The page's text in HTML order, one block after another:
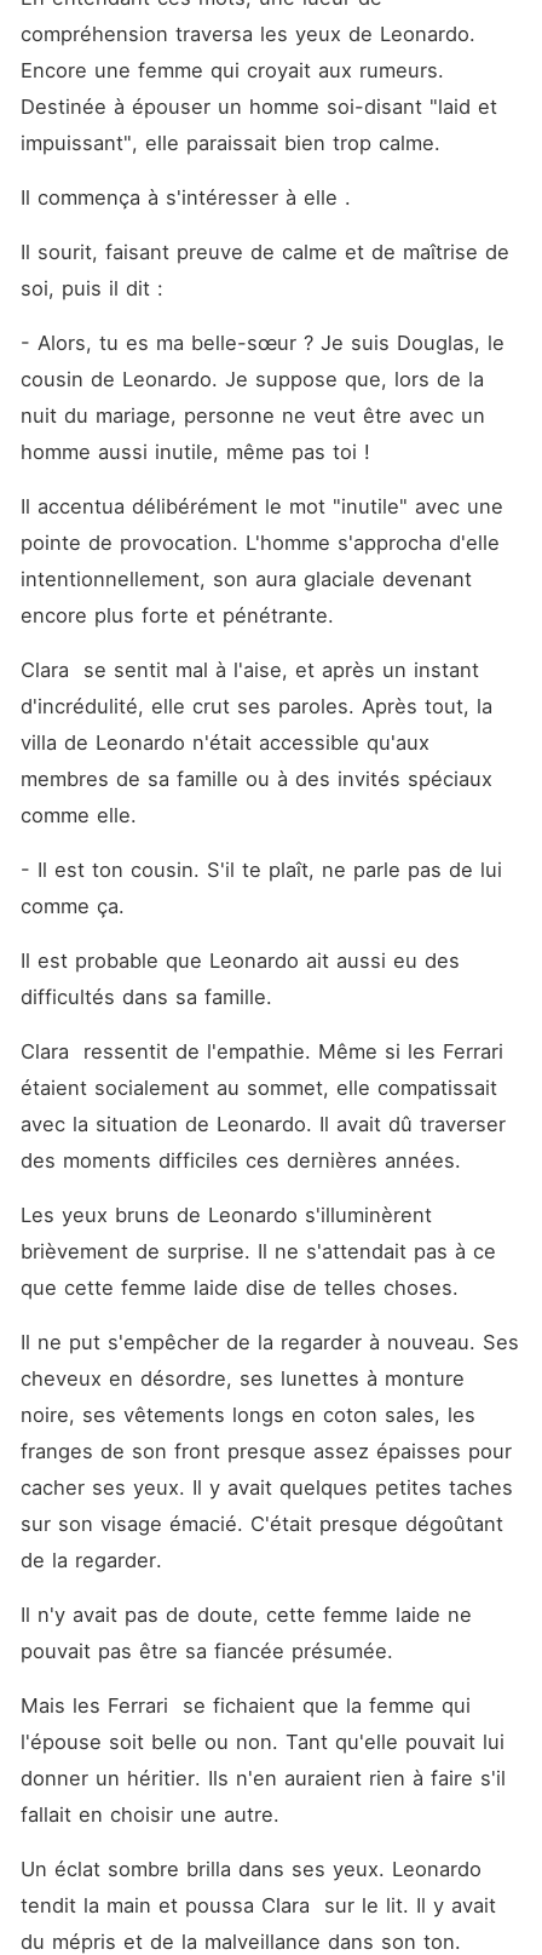
compréhension traversa les yeux de Leonardo.
Encore une femme qui croyait aux rumeurs.
Destinée à épouser un homme soi-disant "laid et
impuissant", elle paraissait bien trop calme.
Il commença à s'intéresser à elle .
Il sourit, faisant preuve de calme et de maîtrise de
soi, puis il dit :
- Alors, tu es ma belle-sœur ? Je suis Douglas, le
cousin de Leonardo. Je suppose que, lors de la
nuit du mariage, personne ne veut être avec un
homme aussi inutile, même pas toi !
Il accentua délibérément le mot "inutile" avec une
pointe de provocation. L'homme s'approcha d'elle
intentionnellement, son aura glaciale devenant
encore plus forte et pénétrante.
Clara  se sentit mal à l'aise, et après un instant
d'incrédulité, elle crut ses paroles. Après tout, la
villa de Leonardo n'était accessible qu'aux
membres de sa famille ou à des invités spéciaux
comme elle.
- Il est ton cousin. S'il te plaît, ne parle pas de lui
comme ça.
Il est probable que Leonardo ait aussi eu des
difficultés dans sa famille.
Clara  ressentit de l'empathie. Même si les Ferrari
étaient socialement au sommet, elle compatissait
avec la situation de Leonardo. Il avait dû traverser
des moments difficiles ces dernières années.
Les yeux bruns de Leonardo s'illuminèrent
brièvement de surprise. Il ne s'attendait pas à ce
que cette femme laide dise de telles choses.
Il ne put s'empêcher de la regarder à nouveau. Ses
cheveux en désordre, ses lunettes à monture
noire, ses vêtements longs en coton sales, les
franges de son front presque assez épaisses pour
cacher ses yeux. Il y avait quelques petites taches
sur son visage émacié. C'était presque dégoûtant
de la regarder.
Il n'y avait pas de doute, cette femme laide ne
pouvait pas être sa fiancée présumée.
Mais les Ferrari  se fichaient que la femme qui
l'épouse soit belle ou non. Tant qu'elle pouvait lui
donner un héritier. Ils n'en auraient rien à faire s'il
fallait en choisir une autre.
Un éclat sombre brilla dans ses yeux. Leonardo
tendit la main et poussa Clara  sur le lit. Il y avait
du mépris et de la malveillance dans son ton.